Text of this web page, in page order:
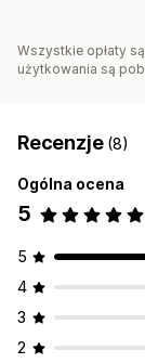
Wszystkie opłaty
użytkowania są
Recenzje (8)
Ogólna ocena
5
5
4
3
2